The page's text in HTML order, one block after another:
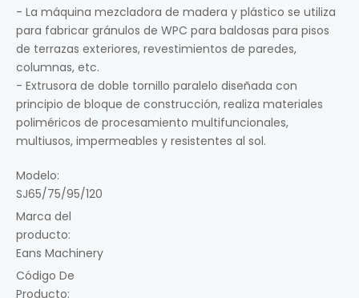
- La máquina mezcladora de madera y plástico se utiliza
para fabricar gránulos de WPC para baldosas para pisos
de terrazas exteriores, revestimientos de paredes,
columnas, etc.
- Extrusora de doble tornillo paralelo diseñada con
principio de bloque de construcción, realiza materiales
poliméricos de procesamiento multifuncionales,
multiusos, impermeables y resistentes al sol.
Modelo:
SJ65/75/95/120
Marca del
producto:
Eans Machinery
Código De
Producto: